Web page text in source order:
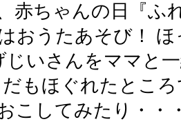
赤ちゃんの日『ふ
おうたあそび！
じいさんをママと
もほぐれたとこ
こしてみたり・